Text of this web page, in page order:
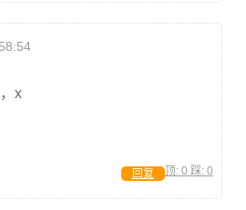
x
顶: 0 踩: 0
回复